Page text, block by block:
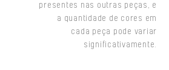
presentes nas outras peças, e
a quantidade de cores em
cada peça pode variar
significativamente.